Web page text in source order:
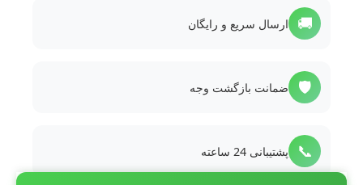
🚚 ارسال سریع و رایگان
🛡️ ضمانت بازگشت وجه
📞 پشتیبانی 24 ساعته